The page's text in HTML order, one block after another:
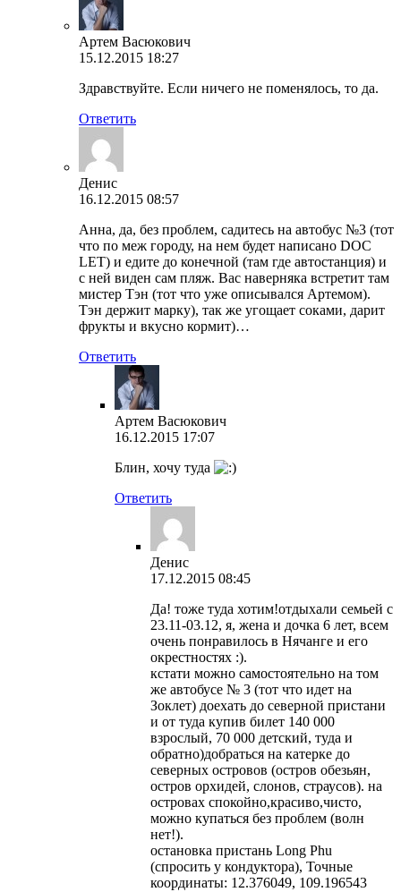
Артем Васюкович
15.12.2015 18:27
Здравствуйте. Если ничего не поменялось, то да.
Ответить
Денис
16.12.2015 08:57
Анна, да, без проблем, садитесь на автобус №3 (тот
что по меж городу, на нем будет написано DOC
LET) и едите до конечной (там где автостанция) и
с ней виден сам пляж. Вас наверняка встретит там
мистер Тэн (тот что уже описывался Артемом).
Тэн держит марку), так же угощает соками, дарит
фрукты и вкусно кормит)…
Ответить
Артем Васюкович
16.12.2015 17:07
Блин, хочу туда
Ответить
Денис
17.12.2015 08:45
Да! тоже туда хотим!отдыхали семьей с
23.11-03.12, я, жена и дочка 6 лет, всем
очень понравилось в Нячанге и его
окрестностях :).
кстати можно самостоятельно на том
же автобусе № 3 (тот что идет на
Зоклет) доехать до северной пристани
и от туда купив билет 140 000
взрослый, 70 000 детский, туда и
обратно)добраться на катерке до
северных островов (остров обезьян,
остров орхидей, слонов, страусов). на
островах спокойно,красиво,чисто,
можно купаться без проблем (волн
нет!).
остановка пристань Long Phu
(спросить у кондуктора), Точные
координаты: 12.376049, 109.196543